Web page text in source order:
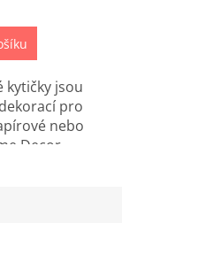
kytičky jsou
pro
nebo
Decor